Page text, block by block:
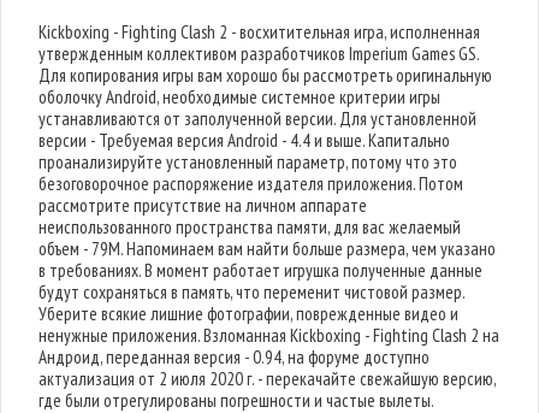
Kickboxing - Fighting Clash 2 - восхитительная игра, исполненная
утвержденным коллективом разработчиков Imperium Games GS.
Для копирования игры вам хорошо бы рассмотреть оригинальную
оболочку Android, необходимые системное критерии игры
устанавливаются от заполученной версии. Для установленной
версии - Требуемая версия Android - 4.4 и выше. Капитально
проанализируйте установленный параметр, потому что это
безоговорочное распоряжение издателя приложения. Потом
рассмотрите присутствие на личном аппарате
неиспользованного пространства памяти, для вас желаемый
объем - 79M. Напоминаем вам найти больше размера, чем указано
в требованиях. В момент работает игрушка полученные данные
будут сохраняться в память, что переменит чистовой размер.
Уберите всякие лишние фотографии, поврежденные видео и
ненужные приложения. Взломанная Kickboxing - Fighting Clash 2 на
Андроид, переданная версия - 0.94, на форуме доступно
актуализация от 2 июля 2020 г. - перекачайте свежайшую версию,
где были отрегулированы погрешности и частые вылеты.